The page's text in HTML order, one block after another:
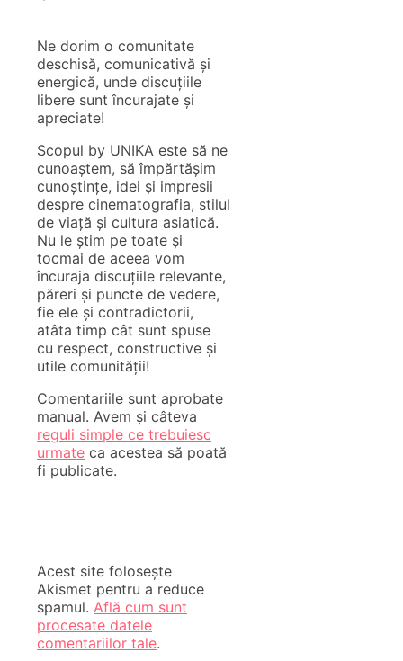
Ne dorim o comunitate
deschisă, comunicativă și
energică, unde discuțiile
libere sunt încurajate și
apreciate!
Scopul by UNIKA este să ne
cunoaștem, să împărtășim
cunoștințe, idei și impresii
despre cinematografia, stilul
de viață și cultura asiatică.
Nu le știm pe toate și
tocmai de aceea vom
încuraja discuțiile relevante,
păreri și puncte de vedere,
fie ele și contradictorii,
atâta timp cât sunt spuse
cu respect, constructive și
utile comunității!
Comentariile sunt aprobate
manual. Avem și câteva
reguli simple ce trebuiesc
urmate ca acestea să poată
fi publicate.
Acest site folosește
Akismet pentru a reduce
spamul. Află cum sunt
procesate datele
comentariilor tale.